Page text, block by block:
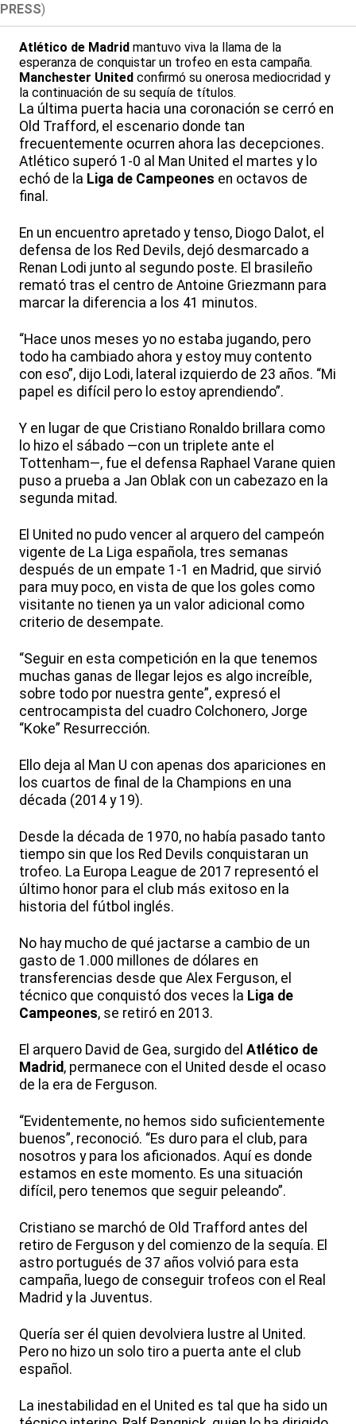
PRESS)
Atlético de Madrid mantuvo viva la llama de la
esperanza de conquistar un trofeo en esta campaña.
Manchester United confirmó su onerosa mediocridad y
la continuación de su sequía de títulos.
La última puerta hacia una coronación se cerró en
Old Trafford, el escenario donde tan
frecuentemente ocurren ahora las decepciones.
Atlético superó 1-0 al Man United el martes y lo
echó de la Liga de Campeones en octavos de
final.
En un encuentro apretado y tenso, Diogo Dalot, el
defensa de los Red Devils, dejó desmarcado a
Renan Lodi junto al segundo poste. El brasileño
remató tras el centro de Antoine Griezmann para
marcar la diferencia a los 41 minutos.
“Hace unos meses yo no estaba jugando, pero
todo ha cambiado ahora y estoy muy contento
con eso”, dijo Lodi, lateral izquierdo de 23 años. “Mi
papel es difícil pero lo estoy aprendiendo”.
Y en lugar de que Cristiano Ronaldo brillara como
lo hizo el sábado —con un triplete ante el
Tottenham—, fue el defensa Raphael Varane quien
puso a prueba a Jan Oblak con un cabezazo en la
segunda mitad.
El United no pudo vencer al arquero del campeón
vigente de La Liga española, tres semanas
después de un empate 1-1 en Madrid, que sirvió
para muy poco, en vista de que los goles como
visitante no tienen ya un valor adicional como
criterio de desempate.
“Seguir en esta competición en la que tenemos
muchas ganas de llegar lejos es algo increíble,
sobre todo por nuestra gente”, expresó el
centrocampista del cuadro Colchonero, Jorge
“Koke” Resurrección.
Ello deja al Man U con apenas dos apariciones en
los cuartos de final de la Champions en una
década (2014 y 19).
Desde la década de 1970, no había pasado tanto
tiempo sin que los Red Devils conquistaran un
trofeo. La Europa League de 2017 representó el
último honor para el club más exitoso en la
historia del fútbol inglés.
No hay mucho de qué jactarse a cambio de un
gasto de 1.000 millones de dólares en
transferencias desde que Alex Ferguson, el
técnico que conquistó dos veces la Liga de
Campeones, se retiró en 2013.
El arquero David de Gea, surgido del Atlético de
Madrid, permanece con el United desde el ocaso
de la era de Ferguson.
“Evidentemente, no hemos sido suficientemente
buenos”, reconoció. “Es duro para el club, para
nosotros y para los aficionados. Aquí es donde
estamos en este momento. Es una situación
difícil, pero tenemos que seguir peleando”.
Cristiano se marchó de Old Trafford antes del
retiro de Ferguson y del comienzo de la sequía. El
astro portugués de 37 años volvió para esta
campaña, luego de conseguir trofeos con el Real
Madrid y la Juventus.
Quería ser él quien devolviera lustre al United.
Pero no hizo un solo tiro a puerta ante el club
español.
La inestabilidad en el United es tal que ha sido un